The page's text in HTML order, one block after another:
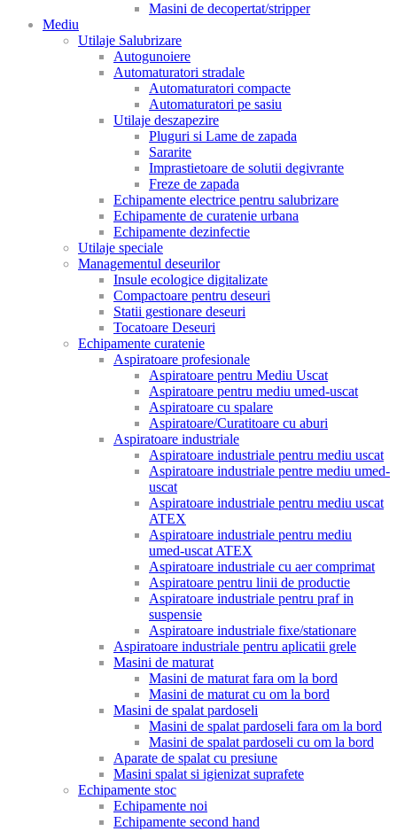
Masini de decopertat/stripper
Mediu
Utilaje Salubrizare
Autogunoiere
Automaturatori stradale
Automaturatori compacte
Automaturatori pe sasiu
Utilaje deszapezire
Pluguri si Lame de zapada
Sararite
Imprastietoare de solutii degivrante
Freze de zapada
Echipamente electrice pentru salubrizare
Echipamente de curatenie urbana
Echipamente dezinfectie
Utilaje speciale
Managementul deseurilor
Insule ecologice digitalizate
Compactoare pentru deseuri
Statii gestionare deseuri
Tocatoare Deseuri
Echipamente curatenie
Aspiratoare profesionale
Aspiratoare pentru Mediu Uscat
Aspiratoare pentru mediu umed-uscat
Aspiratoare cu spalare
Aspiratoare/Curatitoare cu aburi
Aspiratoare industriale
Aspiratoare industriale pentru mediu uscat
Aspiratoare industriale pentre mediu umed-
uscat
Aspiratoare industriale pentru mediu uscat
ATEX
Aspiratoare industriale pentru mediu
umed-uscat ATEX
Aspiratoare industriale cu aer comprimat
Aspiratoare pentru linii de productie
Aspiratoare industriale pentru praf in
suspensie
Aspiratoare industriale fixe/stationare
Aspiratoare industriale pentru aplicatii grele
Masini de maturat
Masini de maturat fara om la bord
Masini de maturat cu om la bord
Masini de spalat pardoseli
Masini de spalat pardoseli fara om la bord
Masini de spalat pardoseli cu om la bord
Aparate de spalat cu presiune
Masini spalat si igienizat suprafete
Echipamente stoc
Echipamente noi
Echipamente second hand